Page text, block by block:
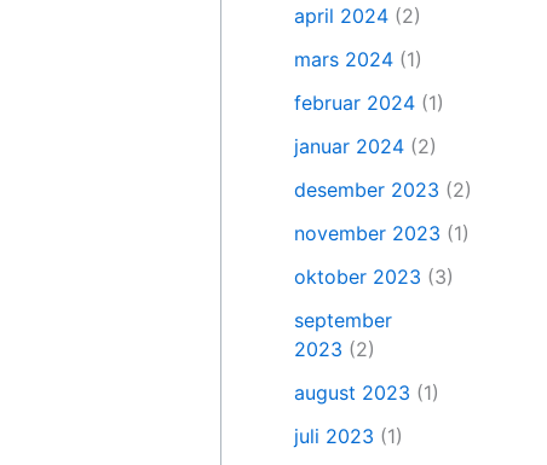
april 2024 (2)
mars 2024 (1)
februar 2024 (1)
januar 2024 (2)
desember 2023 (2)
november 2023 (1)
oktober 2023 (3)
september
2023 (2)
august 2023 (1)
juli 2023 (1)